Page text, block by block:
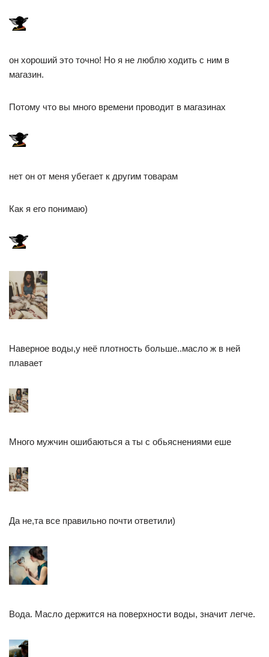
он хороший это точно! Но я не люблю ходить с ним в
магазин.
Потому что вы много времени проводит в магазинах
нет он от меня убегает к другим товарам
Как я его понимаю)
Наверное воды,у неё плотность больше..масло ж в ней
плавает
Много мужчин ошибаються а ты с обьяснениями еше
Да не,та все правильно почти ответили)
Вода. Масло держится на поверхности воды, значит легче.